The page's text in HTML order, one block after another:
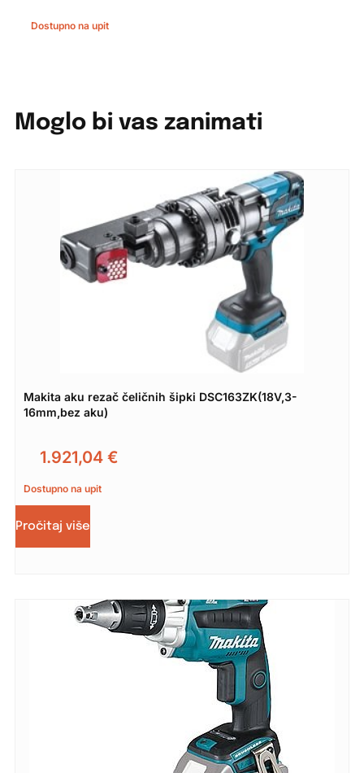
Dostupno na upit
Moglo bi vas zanimati
Makita aku rezač čeličnih šipki DSC163ZK(18V,3-
16mm,bez aku)
1.921,04 €
Dostupno na upit
Pročitaj više